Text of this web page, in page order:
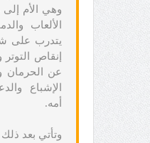
وهي الأم
الألعاب
يتدرب على
إنقاص التوتر
عن الحرمان
الإشباع
أمه.
وتأتي بعد